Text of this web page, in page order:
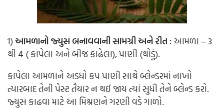
1)આમળાનો જ્યુસ બનાવવાની સામગ્રી અને રીત :આમળા – 3
થી 4 ( કાપેલા અને બીજ કાઢેલા), પાણી (થોડું).
કાપેલા આમળાને અડધો કપ પાણી સાથે બ્લેન્ડરમાં નાખો
ત્યારબાદ તેની પેસ્ટ તૈયાર ન થઈ જાય ત્યાં સુધી તેને બ્લેન્ડ કરો.
જ્યુસ કાઢવા માટે આ મિશ્રણને ગરણી વડે ગાળો.